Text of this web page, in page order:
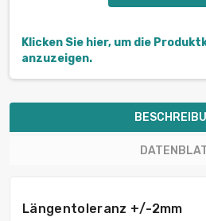
Klicken Sie hier, um die
anzuzeigen.
Längentoleranz +/-2mm